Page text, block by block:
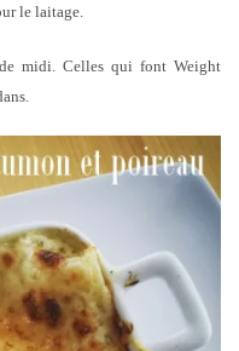
le laitage.
midi. Celles qui font Weight